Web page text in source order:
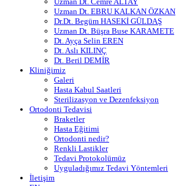
Uzman Dt. EBRU KALKAN ÖZKAN
Dr.Dt. Begüm HASEKİ GÜLDAŞ
Uzman Dt. Büşra Buse KARAMETE
Dt. Ayça Selin EREN
Dt. Aslı KILINÇ
Dt. Beril DEMİR
Kliniğimiz
Galeri
Hasta Kabul Saatleri
Sterilizasyon ve Dezenfeksiyon
Ortodonti Tedavisi
Braketler
Hasta Eğitimi
Ortodonti nedir?
Renkli Lastikler
Tedavi Protokolümüz
Uyguladığımız Tedavi Yöntemleri
İletişim